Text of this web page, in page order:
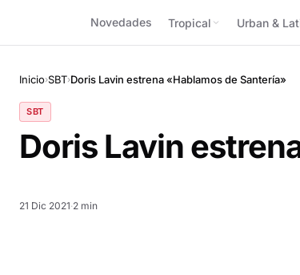
Novedades Tropical Urban &
Inicio›SBT›Doris Lavin estrena «Hablamos de Santería»
SBT
Doris Lavin
21 Dic 2021·2 min